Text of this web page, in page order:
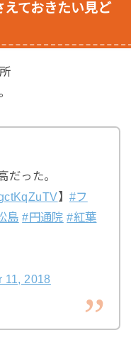
ておきたい見ど
だった。
】 #フ
島 #円通院 #紅葉
11, 2018